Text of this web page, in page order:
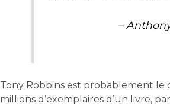
–
Tony Robbins est probablement le
millions d’exemplaires d’un livre,